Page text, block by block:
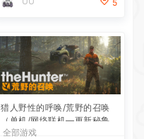
5
猎人野性的呼唤/荒野的召唤
（单机/网络联机—更新秘鲁
保护区DLC）
全部游戏